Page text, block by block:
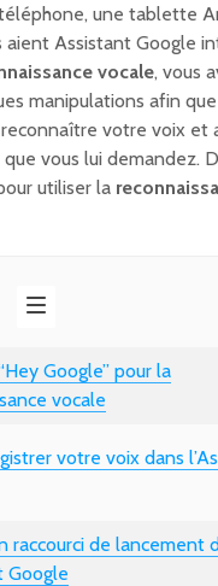
une tablette
aient Assistant Google
vocale, vous
manipulations afin que
votre voix et
vous lui demandez.
utiliser la
Google” pour la
vocale
votre voix dans
raccourci de lancement
Google